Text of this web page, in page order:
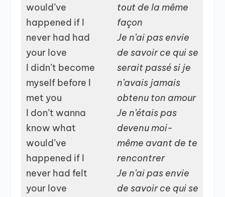
would’ve
happened if I
never had had
your love
I didn’t become
myself before I
met you
I don’t wanna
know what
would’ve
happened if I
never had felt
your love
tout de la même
façon
Je n’ai pas envie
de savoir ce qui se
serait passé si je
n’avais jamais
obtenu ton amour
Je n’étais pas
devenu moi-
même avant de te
rencontrer
Je n’ai pas envie
de savoir ce qui se